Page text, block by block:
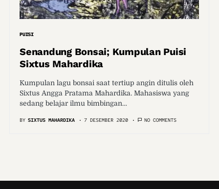
PUISI
Senandung Bonsai; Kumpulan Puisi
Sixtus Mahardika
Kumpulan lagu bonsai saat tertiup angin ditulis oleh
Sixtus Angga Pratama Mahardika. Mahasiswa yang
sedang belajar ilmu bimbingan…
BY SIXTUS MAHARDIKA 7 DESEMBER 2020 NO COMMENTS